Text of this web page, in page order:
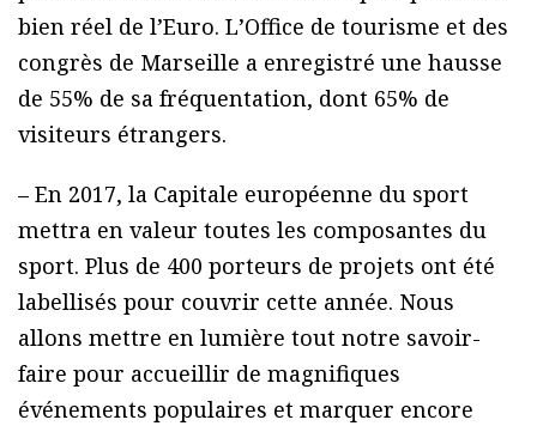
bien réel de l’Euro. LʼOffice de tourisme et des
congrès de Marseille a enregistré une hausse
de 55% de sa fréquentation, dont 65% de
visiteurs étrangers.
– En 2017, la Capitale européenne du sport
mettra en valeur toutes les composantes du
sport. Plus de 400 porteurs de projets ont été
labellisés pour couvrir cette année. Nous
allons mettre en lumière tout notre savoir-
faire pour accueillir de magnifiques
événements populaires et marquer encore